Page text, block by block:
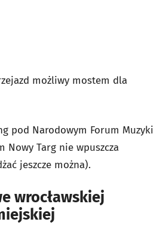
możliwy mostem dla
pod Narodowym Forum Muzyki
Nowy Targ nie wpuszcza
jeszcze można).
wrocławskiej